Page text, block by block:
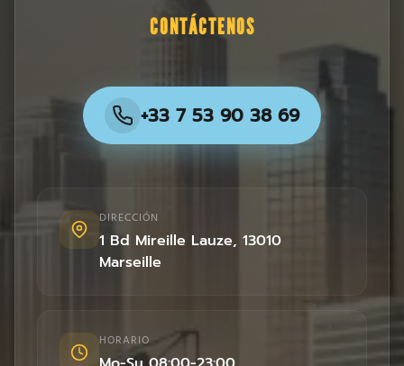
CONTÁCTENOS
+33 7 53 90 38 69
DIRECCIÓN
1 Bd Mireille Lauze, 13010
Marseille
HORARIO